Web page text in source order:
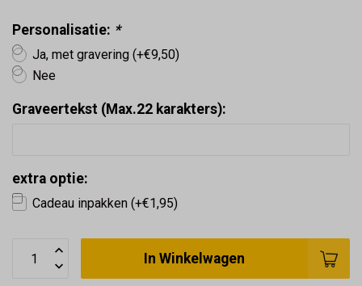
Personalisatie: *
Ja, met gravering (+€9,50)
Nee
Graveertekst (Max.22 karakters):
extra optie:
Cadeau inpakken (+€1,95)
In Winkelwagen